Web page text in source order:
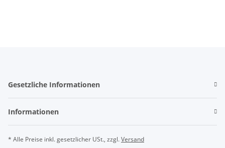
Gesetzliche Informationen
Informationen
* Alle Preise inkl. gesetzlicher USt., zzgl.Versand